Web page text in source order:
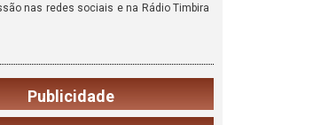
nas redes sociais e na Rádio Timbira
Publicidade